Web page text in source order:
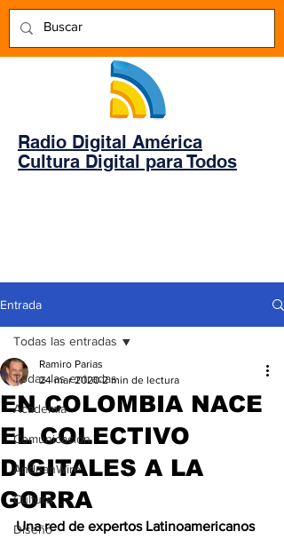
Radio Digital América
Cultura Digital para Todos
Entrada
Todas las entradas
Academia
Comunicación
AndeanWire
Cultura
Diseño
Todas las entradas
EN COLOMBIA NACE
EL COLECTIVO
DIGITALES A LA
GORRA
Ramiro Parias
24 mar 2020 2 min de lectura
Una red de expertos Latinoamericanos